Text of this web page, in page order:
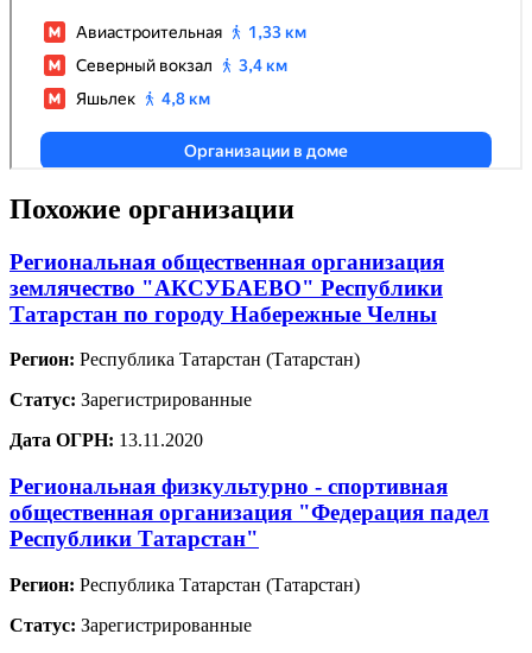
Похожие организации
Региональная общественная организация
землячество "АКСУБАЕВО" Республики
Татарстан по городу Набережные Челны
Регион: Республика Татарстан (Татарстан)
Статус: Зарегистрированные
Дата ОГРН: 13.11.2020
Региональная физкультурно - спортивная
общественная организация "Федерация падел
Республики Татарстан"
Регион: Республика Татарстан (Татарстан)
Статус: Зарегистрированные